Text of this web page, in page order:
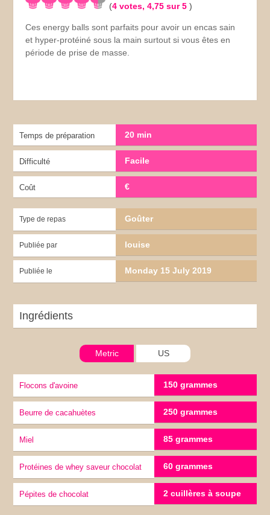
(4 votes,4,75 sur 5)
Ces energy balls sont parfaits pour avoir un encas sain
et hyper-protéiné sous la main surtout si vous êtes en
période de prise de masse.
Temps de préparation 20 min
Difficulté Facile
Coût €
Type de repas Goûter
Publiée par louise
Publiée le Monday 15 July 2019
Ingrédients
Metric US
Flocons d'avoine 150 grammes
Beurre de cacahuètes 250 grammes
miel 85 grammes
Protéines de whey saveur chocolat 60 grammes
Pépites de chocolat 2 cuillères à soupe